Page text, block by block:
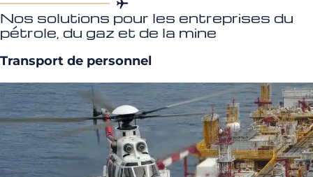
Nos solutions pour les entreprises du
pétrole, du gaz et de la mine
Transport de personnel